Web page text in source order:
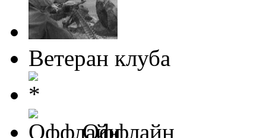
Ветеран клуба
Оффлайн